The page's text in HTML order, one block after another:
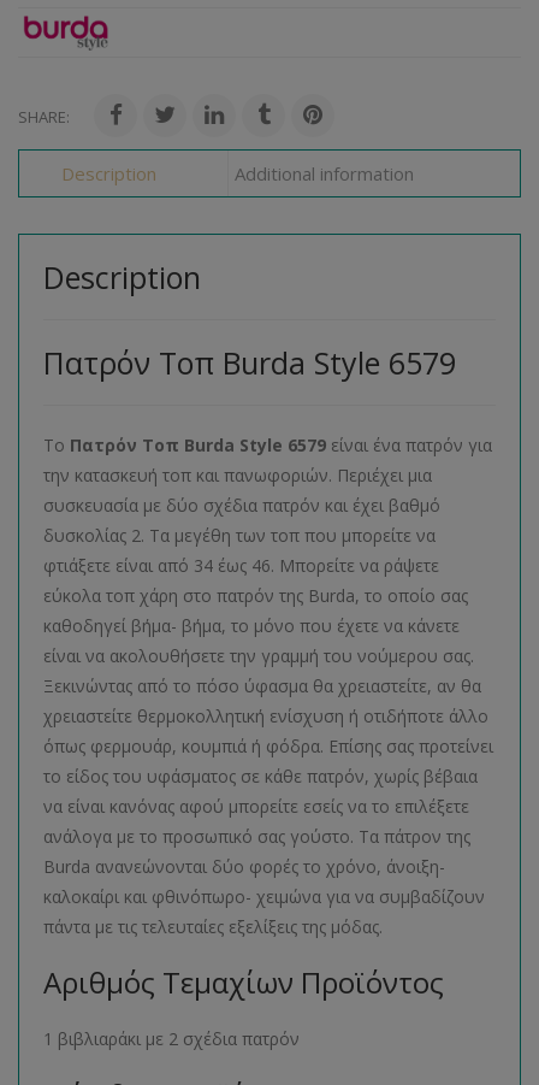
SHARE:
Description Additional information
Description
Πατρόν Τοπ Burda Style 6579
Το Πατρόν Τοπ Burda Style 6579 είναι ένα πατρόν για
την κατασκευή τοπ και πανωφοριών. Περιέχει μια
συσκευασία με δύο σχέδια πατρόν και έχει βαθμό
δυσκολίας 2. Τα μεγέθη των τοπ που μπορείτε να
φτιάξετε είναι από 34 έως 46. Μπορείτε να ράψετε
εύκολα τοπ χάρη στο πατρόν της Burda, το οποίο σας
καθοδηγεί βήμα- βήμα, το μόνο που έχετε να κάνετε
είναι να ακολουθήσετε την γραμμή του νούμερου σας.
Ξεκινώντας από το πόσο ύφασμα θα χρειαστείτε, αν θα
χρειαστείτε θερμοκολλητική ενίσχυση ή οτιδήποτε άλλο
όπως φερμουάρ, κουμπιά ή φόδρα. Επίσης σας προτείνει
το είδος του υφάσματος σε κάθε πατρόν, χωρίς βέβαια
να είναι κανόνας αφού μπορείτε εσείς να το επιλέξετε
ανάλογα με το προσωπικό σας γούστο. Τα πάτρον της
Burda ανανεώνονται δύο φορές το χρόνο, άνοιξη-
καλοκαίρι και φθινόπωρο- χειμώνα για να συμβαδίζουν
πάντα με τις τελευταίες εξελίξεις της μόδας.
Αριθμός Τεμαχίων Προϊόντος
1 βιβλιαράκι με 2 σχέδια πατρόν